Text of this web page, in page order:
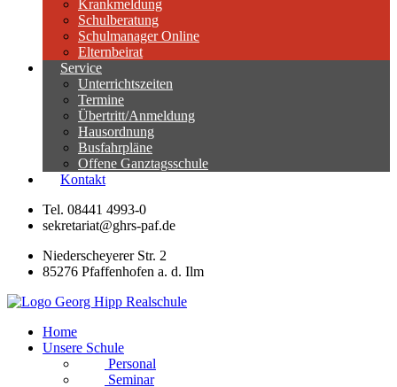
Krankmeldung
Schulberatung
Schulmanager Online
Elternbeirat
Service
Unterrichtszeiten
Termine
Übertritt/Anmeldung
Hausordnung
Busfahrpläne
Offene Ganztagsschule
Kontakt
Tel. 08441 4993-0
sekretariat@ghrs-paf.de
Niederscheyerer Str. 2
85276 Pfaffenhofen a. d. Ilm
Home
Unsere Schule
Personal
Seminar